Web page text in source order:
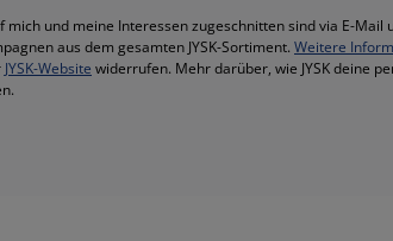
und meine Interessen zugeschnitten sind via E-
aus dem gesamten JYSK-Sortiment. Weitere
JYSK-Website widerrufen. Mehr darüber, wie JYSK deine